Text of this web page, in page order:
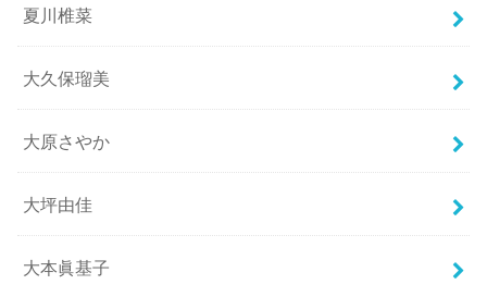
夏川椎菜
大久保瑠美
大原さやか
大坪由佳
大本眞基子